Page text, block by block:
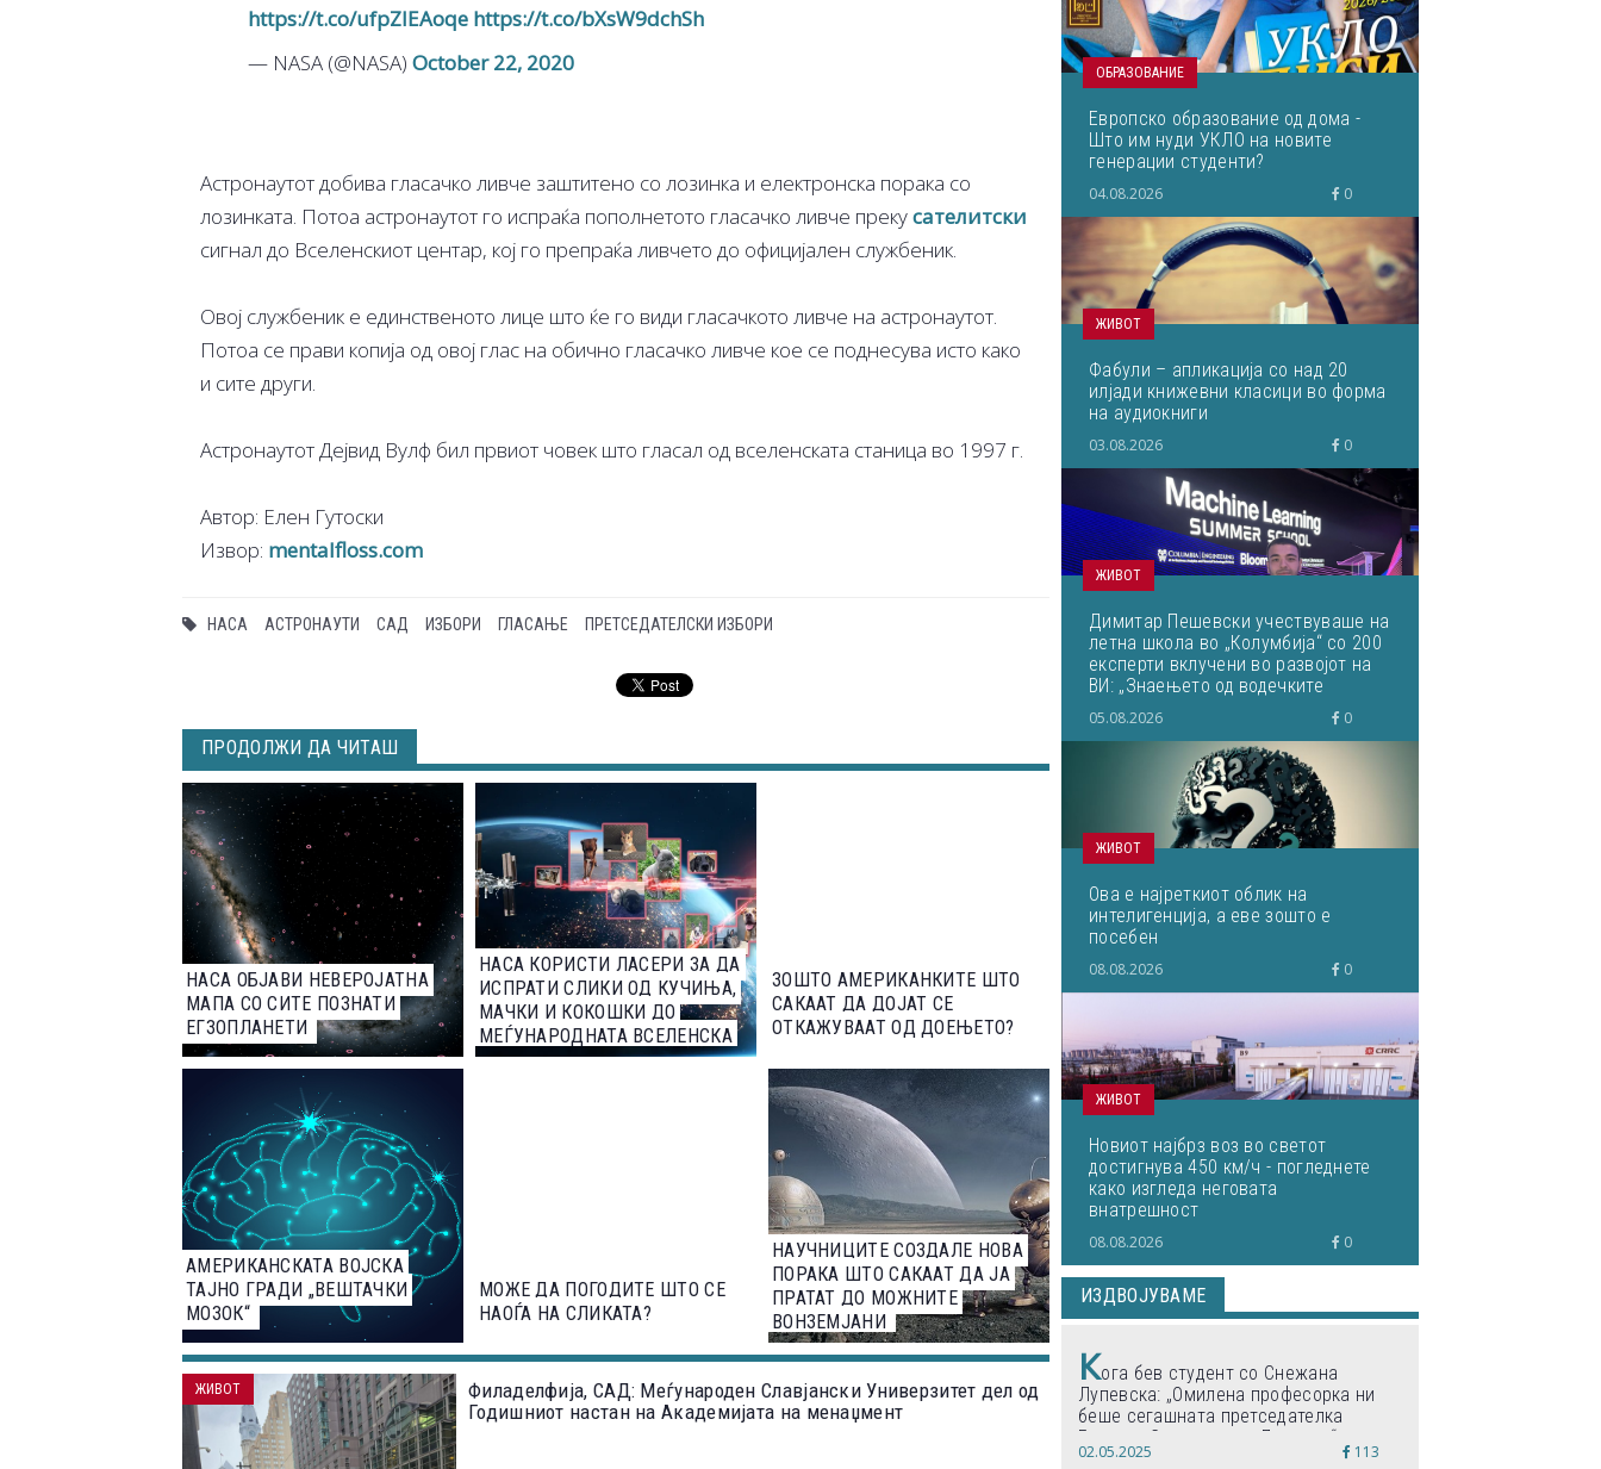
https://t.co/ufpZlEAoqe https://t.co/bXsW9dchSh
— NASA (@NASA) October 22, 2020
Астронаутот добива гласачко ливче заштитено со лозинка и електронска порака со
лозинката. Потоа астронаутот го испраќа пополнетото гласачко ливче прекусателитски
сигнал до Вселенскиот центар, кој го препраќа ливчето до официјален службеник.
Овој службеник е единственото лице што ќе го види гласачкото ливче на астронаутот.
Потоа се прави копија од овој глас на обично гласачко ливче кое се поднесува исто како
и сите други.
Астронаутот Дејвид Вулф бил првиот човек што гласал од вселенската станица во 1997 г.
Автор: Елен Гутоски
Извор: mentalfloss.com
НАСА АСТРОНАУТИ САД ИЗБОРИ ГЛАСАЊЕ ПРЕТСЕДАТЕЛСКИ ИЗБОРИ
ПРОДОЛЖИ ДА ЧИТАШ
НАСА ОБЈАВИ НЕВЕРОЈАТНА
МАПА СО СИТЕ ПОЗНАТИ
ЕГЗОПЛАНЕТИ
НАСА КОРИСТИ ЛАСЕРИ ЗА ДА
ИСПРАТИ СЛИКИ ОД КУЧИЊА,
МАЧКИ И КОКОШКИ ДО
МЕЃУНАРОДНАТА ВСЕЛЕНСКА
СТАНИЦА
ЗОШТО АМЕРИКАНКИТЕ ШТО
САКААТ ДА ДОЈАТ СЕ
ОТКАЖУВААТ ОД ДОЕЊЕТО?
АМЕРИКАНСКАТА ВОЈСКА
ТАЈНО ГРАДИ „ВЕШТАЧКИ
МОЗОК“
МОЖЕ ДА ПОГОДИТЕ ШТО СЕ
НАОЃА НА СЛИКАТА?
НАУЧНИЦИТЕ СОЗДАЛЕ НОВА
ПОРАКА ШТО САКААТ ДА ЈА
ПРАТАТ ДО МОЖНИТЕ
ВОНЗЕМЈАНИ
Филаделфија, САД: Меѓународен Славјански Универзитет дел од
Годишниот настан на Академијата на менаџмент
ЖИВОТ
ОБРАЗОВАНИЕ
Европско образование од дома -
Што им нуди УКЛО на новите
генерации студенти?
04.08.2026 0
ЖИВОТ
Фабули – апликација со над 20
илјади книжевни класици во форма
на аудиокниги
03.08.2026 0
ЖИВОТ
Димитар Пешевски учествуваше на
летна школа во „Колумбија“ со 200
експерти вклучени во развојот на
ВИ: „Знаењето од водечките
светски ВИ-истражувачи ќе им го
пренесам на студентите“
05.08.2026 0
ЖИВОТ
Ова е најреткиот облик на
интелигенција, а еве зошто е
посебен
08.08.2026 0
ЖИВОТ
Новиот најбрз воз во светот
достигнува 450 км/ч - погледнете
како изгледа неговата
внатрешност
08.08.2026 0
ИЗДВОЈУВАМЕ
Кога бев студент со Снежана
Лупевска: „Омилена професорка ни
беше сегашната претседателка
Гордана Сиљановска-Давкова“
02.05.2025 113